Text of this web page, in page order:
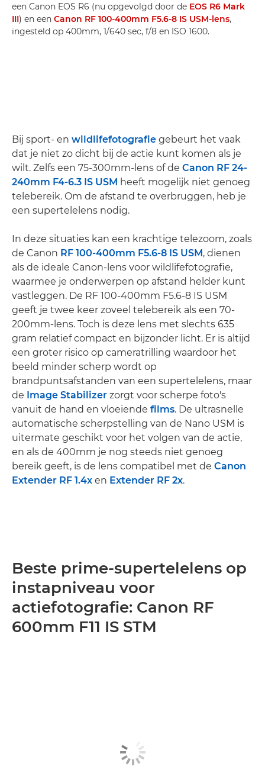
een Canon EOS R6 (nu opgevolgd door de EOS R6 Mark
III) en een Canon RF 100-400mm F5.6-8 IS USM-lens,
ingesteld op 400mm, 1/640 sec, f/8 en ISO 1600.
Bij sport- en wildlifefotografie gebeurt het vaak
dat je niet zo dicht bij de actie kunt komen als je
wilt. Zelfs een 75-300mm-lens of de Canon RF 24-
240mm F4-6.3 IS USM heeft mogelijk niet genoeg
telebereik. Om de afstand te overbruggen, heb je
een supertelelens nodig.
In deze situaties kan een krachtige telezoom, zoals
de Canon RF 100-400mm F5.6-8 IS USM, dienen
als de ideale Canon-lens voor wildlifefotografie,
waarmee je onderwerpen op afstand helder kunt
vastleggen. De RF 100-400mm F5.6-8 IS USM
geeft je twee keer zoveel telebereik als een 70-
200mm-lens. Toch is deze lens met slechts 635
gram relatief compact en bijzonder licht. Er is altijd
een groter risico op cameratrilling waardoor het
beeld minder scherp wordt op
brandpuntsafstanden van een supertelelens, maar
de Image Stabilizer zorgt voor scherpe foto's
vanuit de hand en vloeiende films. De ultrasnelle
automatische scherpstelling van de Nano USM is
uitermate geschikt voor het volgen van de actie,
en als de 400mm je nog steeds niet genoeg
bereik geeft, is de lens compatibel met de Canon
Extender RF 1.4x en Extender RF 2x.
Beste prime-supertelelens op
instapniveau voor
actiefotografie: Canon RF
600mm F11 IS STM